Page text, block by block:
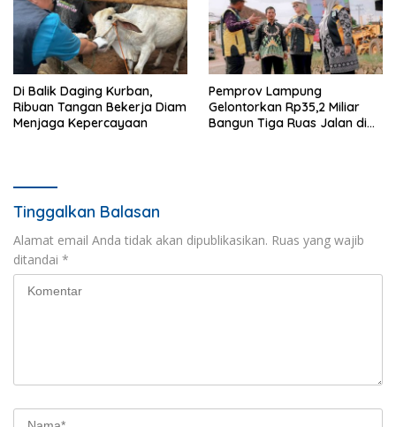
Di Balik Daging Kurban,
Ribuan Tangan Bekerja Diam
Menjaga Kepercayaan
Pemprov Lampung
Gelontorkan Rp35,2 Miliar
Bangun Tiga Ruas Jalan di
Tinggalkan Balasan
Alamat email Anda tidak akan dipublikasikan. Ruas yang wajib
ditandai *